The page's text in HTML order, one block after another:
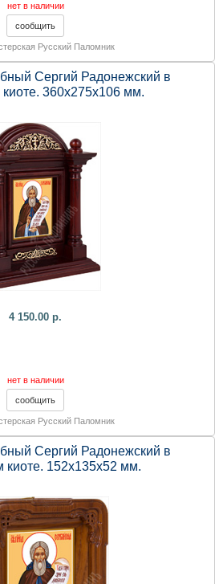
нет в наличии
Русский Паломник
Сергий Радонежский в
360х275х106 мм.
4 150.00 р.
нет в наличии
Русский Паломник
Сергий Радонежский в
киоте. 152х135х52 мм.